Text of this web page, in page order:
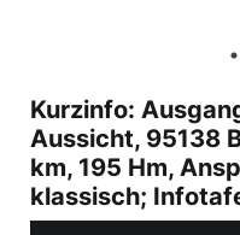
Kurzinfo:
Aussicht, 95138
km, 195 Hm,
klassisch;